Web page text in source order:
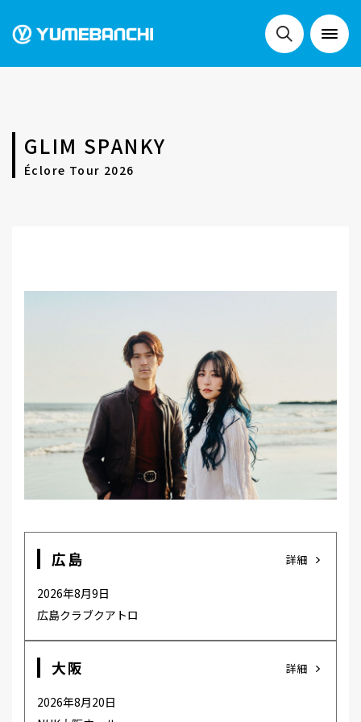
LIVE
GLIM SPANKY
Éclore Tour 2026
広島
2026年8月9日
広島クラブクアトロ
詳細
大阪
2026年8月20日
詳細